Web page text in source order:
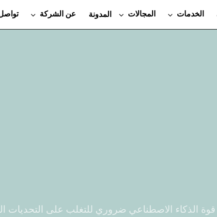
الخدمات المجالات المدونة عن الشركة
الذكاء الاصطناعي ضروري للتغلب على التحديات